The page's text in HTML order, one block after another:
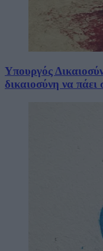
Υπουργός
δικαιοσύνη να πάει